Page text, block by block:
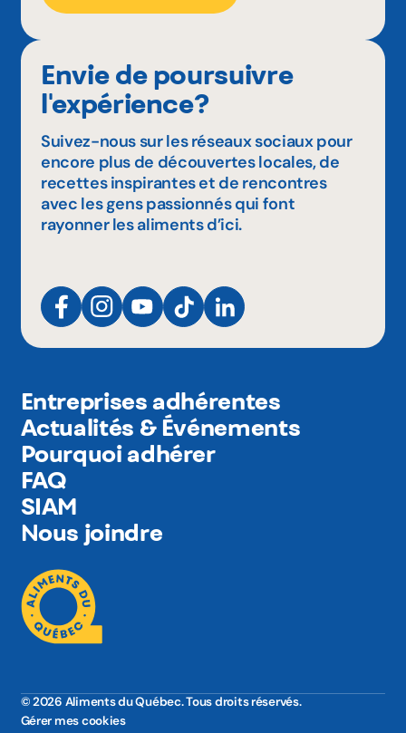
Envie de poursuivre
l'expérience?
Suivez-nous sur les réseaux sociaux pour
encore plus de découvertes locales, de
recettes inspirantes et de rencontres
avec les gens passionnés qui font
rayonner les aliments d’ici.
Entreprises adhérentes
Actualités & Événements
Pourquoi adhérer
FAQ
SIAM
Nous joindre
© 2026 Aliments du Québec. Tous droits réservés.
Gérer mes cookies